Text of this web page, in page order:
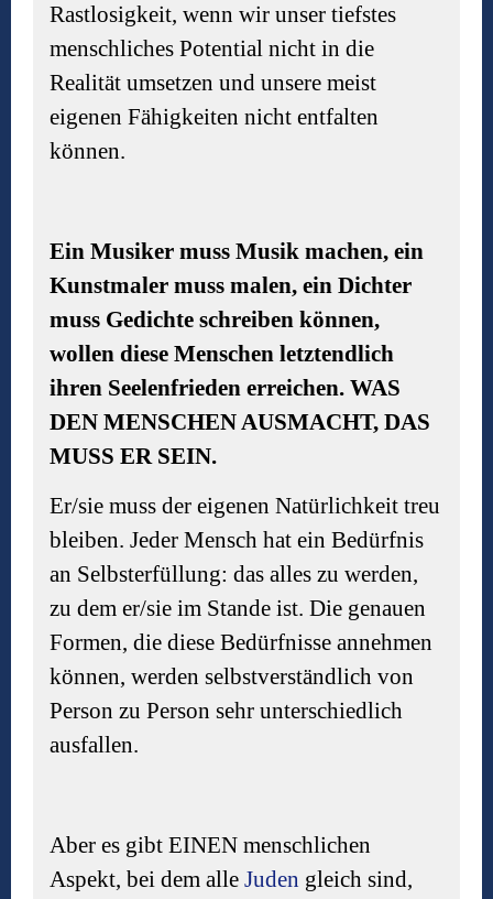
Rastlosigkeit, wenn wir unser tiefstes
menschliches Potential nicht in die
Realität umsetzen und unsere meist
eigenen Fähigkeiten nicht entfalten
können.
Ein Musiker muss Musik machen, ein
Kunstmaler muss malen, ein Dichter
muss Gedichte schreiben können,
wollen diese Menschen letztendlich
ihren Seelenfrieden erreichen. WAS
DEN MENSCHEN AUSMACHT, DAS
MUSS ER SEIN.
Er/sie muss der eigenen Natürlichkeit treu
bleiben. Jeder Mensch hat ein Bedürfnis
an Selbsterfüllung: das alles zu werden,
zu dem er/sie im Stande ist. Die genauen
Formen, die diese Bedürfnisse annehmen
können, werden selbstverständlich von
Person zu Person sehr unterschiedlich
ausfallen.
Aber es gibt EINEN menschlichen
Aspekt, bei dem alle Juden gleich sind,